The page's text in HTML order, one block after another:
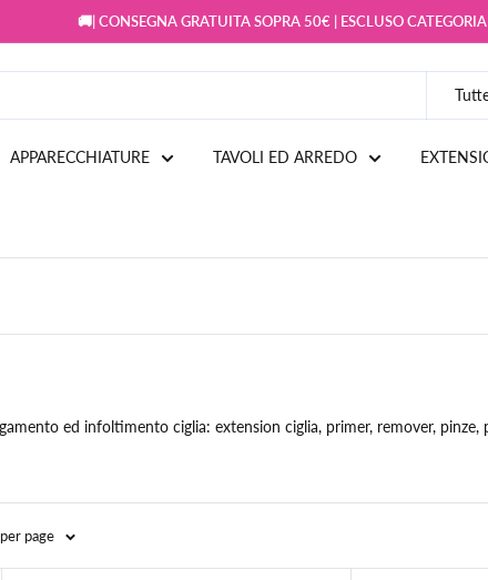
🚚| CONSEGNA GRATUITA SOPRA 50€ | ESCLUSO
APPARECCHIATURE TAVOLI ED ARREDO
ed infoltimento ciglia: extension ciglia, primer, remover, pinze,
page